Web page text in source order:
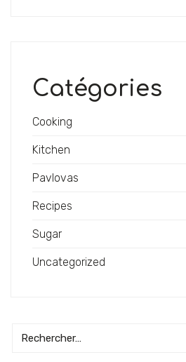
Catégories
Cooking
Kitchen
Pavlovas
Recipes
Sugar
Uncategorized
Recherche: